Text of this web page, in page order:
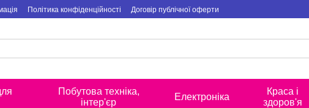
Політика конфіденційності Договір публічної оферти
Побутова техніка,
інтер'єр
Електроніка
Краса і
здоров'я